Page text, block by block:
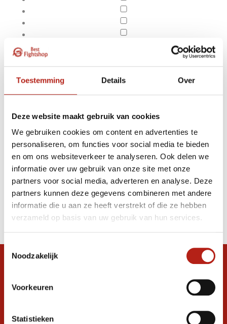
Toestemming Details Over
Deze website maakt gebruik van cookies
We gebruiken cookies om content en advertenties te
personaliseren, om functies voor social media te bieden
en om ons websiteverkeer te analyseren. Ook delen we
informatie over uw gebruik van onze site met onze
partners voor social media, adverteren en analyse. Deze
partners kunnen deze gegevens combineren met andere
informatie die u aan ze heeft verstrekt of die ze hebben
verzameld op basis van uw gebruik van hun services.
Toestemmingsselectie
Noodzakelijk
Voorkeuren
Statistieken
Apply filters
Producten getagd met
Amateur Boxing Short
Lightweight Rood/Wit
Producten
Filter
Stel je vraag in de chat, en we helpen je
graag verder. 24/7
Volg ons